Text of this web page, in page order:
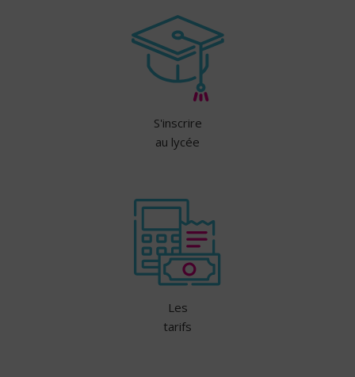
S'inscrire
au lycée
Les
tarifs